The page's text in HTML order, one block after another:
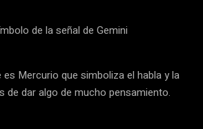
de la señal de Gemini
Mercurio que simboliza el habla y la
de dar algo de mucho pensamiento.